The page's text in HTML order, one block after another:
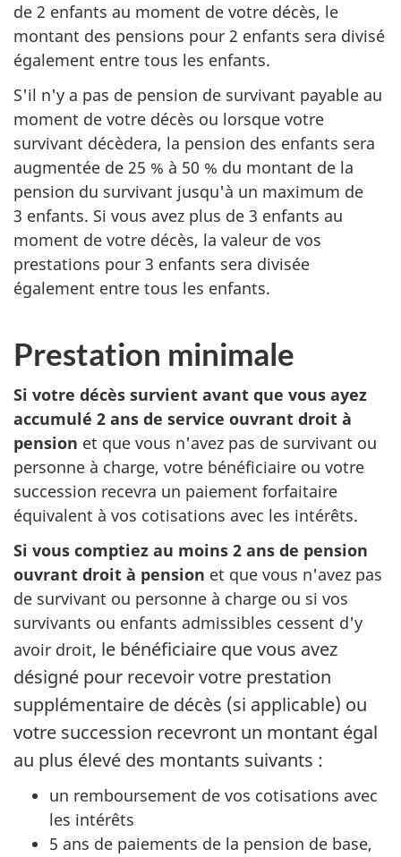
de 2 enfants au moment de votre décès, le
montant des pensions pour 2 enfants sera divisé
également entre tous les enfants.
S'il n'y a pas de pension de survivant payable au
moment de votre décès ou lorsque votre
survivant décèdera, la pension des enfants sera
augmentée de 25 % à 50 % du montant de la
pension du survivant jusqu'à un maximum de
3 enfants. Si vous avez plus de 3 enfants au
moment de votre décès, la valeur de vos
prestations pour 3 enfants sera divisée
également entre tous les enfants.
Prestation minimale
Si votre décès survient avant que vous ayez
accumulé 2 ans de service ouvrant droit à
pension et que vous n'avez pas de survivant ou
personne à charge, votre bénéficiaire ou votre
succession recevra un paiement forfaitaire
équivalent à vos cotisations avec les intérêts.
Si vous comptiez au moins 2 ans de pension
ouvrant droit à pension et que vous n'avez pas
de survivant ou personne à charge ou si vos
survivants ou enfants admissibles cessent d'y
avoir droit, le bénéficiaire que vous avez
désigné pour recevoir votre prestation
supplémentaire de décès (si applicable) ou
votre succession recevront un montant égal
au plus élevé des montants suivants :
un remboursement de vos cotisations avec
les intérêts
5 ans de paiements de la pension de base,